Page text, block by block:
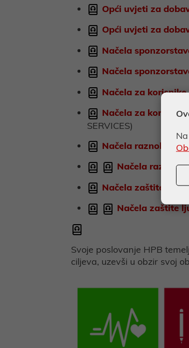
Opći uvjeti za
Opći uvjeti za
Načela
Načela
Načela za
Načela za
SERVICES)
Načela raznolikosti
Načela
Načela zaštite
Načela zaštite
Svoje poslovanje HPB
ciljeva, uzevši u obzir svoj